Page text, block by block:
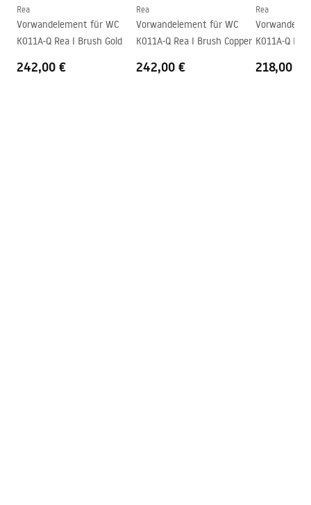
Montageschraubenabstand
Mit WC-Sitz
Ja, in WC-Becken-Farbe
Anweisungen zum Einbau
Rea
Vorwandelement für WC
K011A-Q Rea I Brush Gold
242,00 €
Rea
Vorwandelement für WC
K011A-Q Rea I Brush Copper
242,00 €
Rea
K011A-Q
218,00 €